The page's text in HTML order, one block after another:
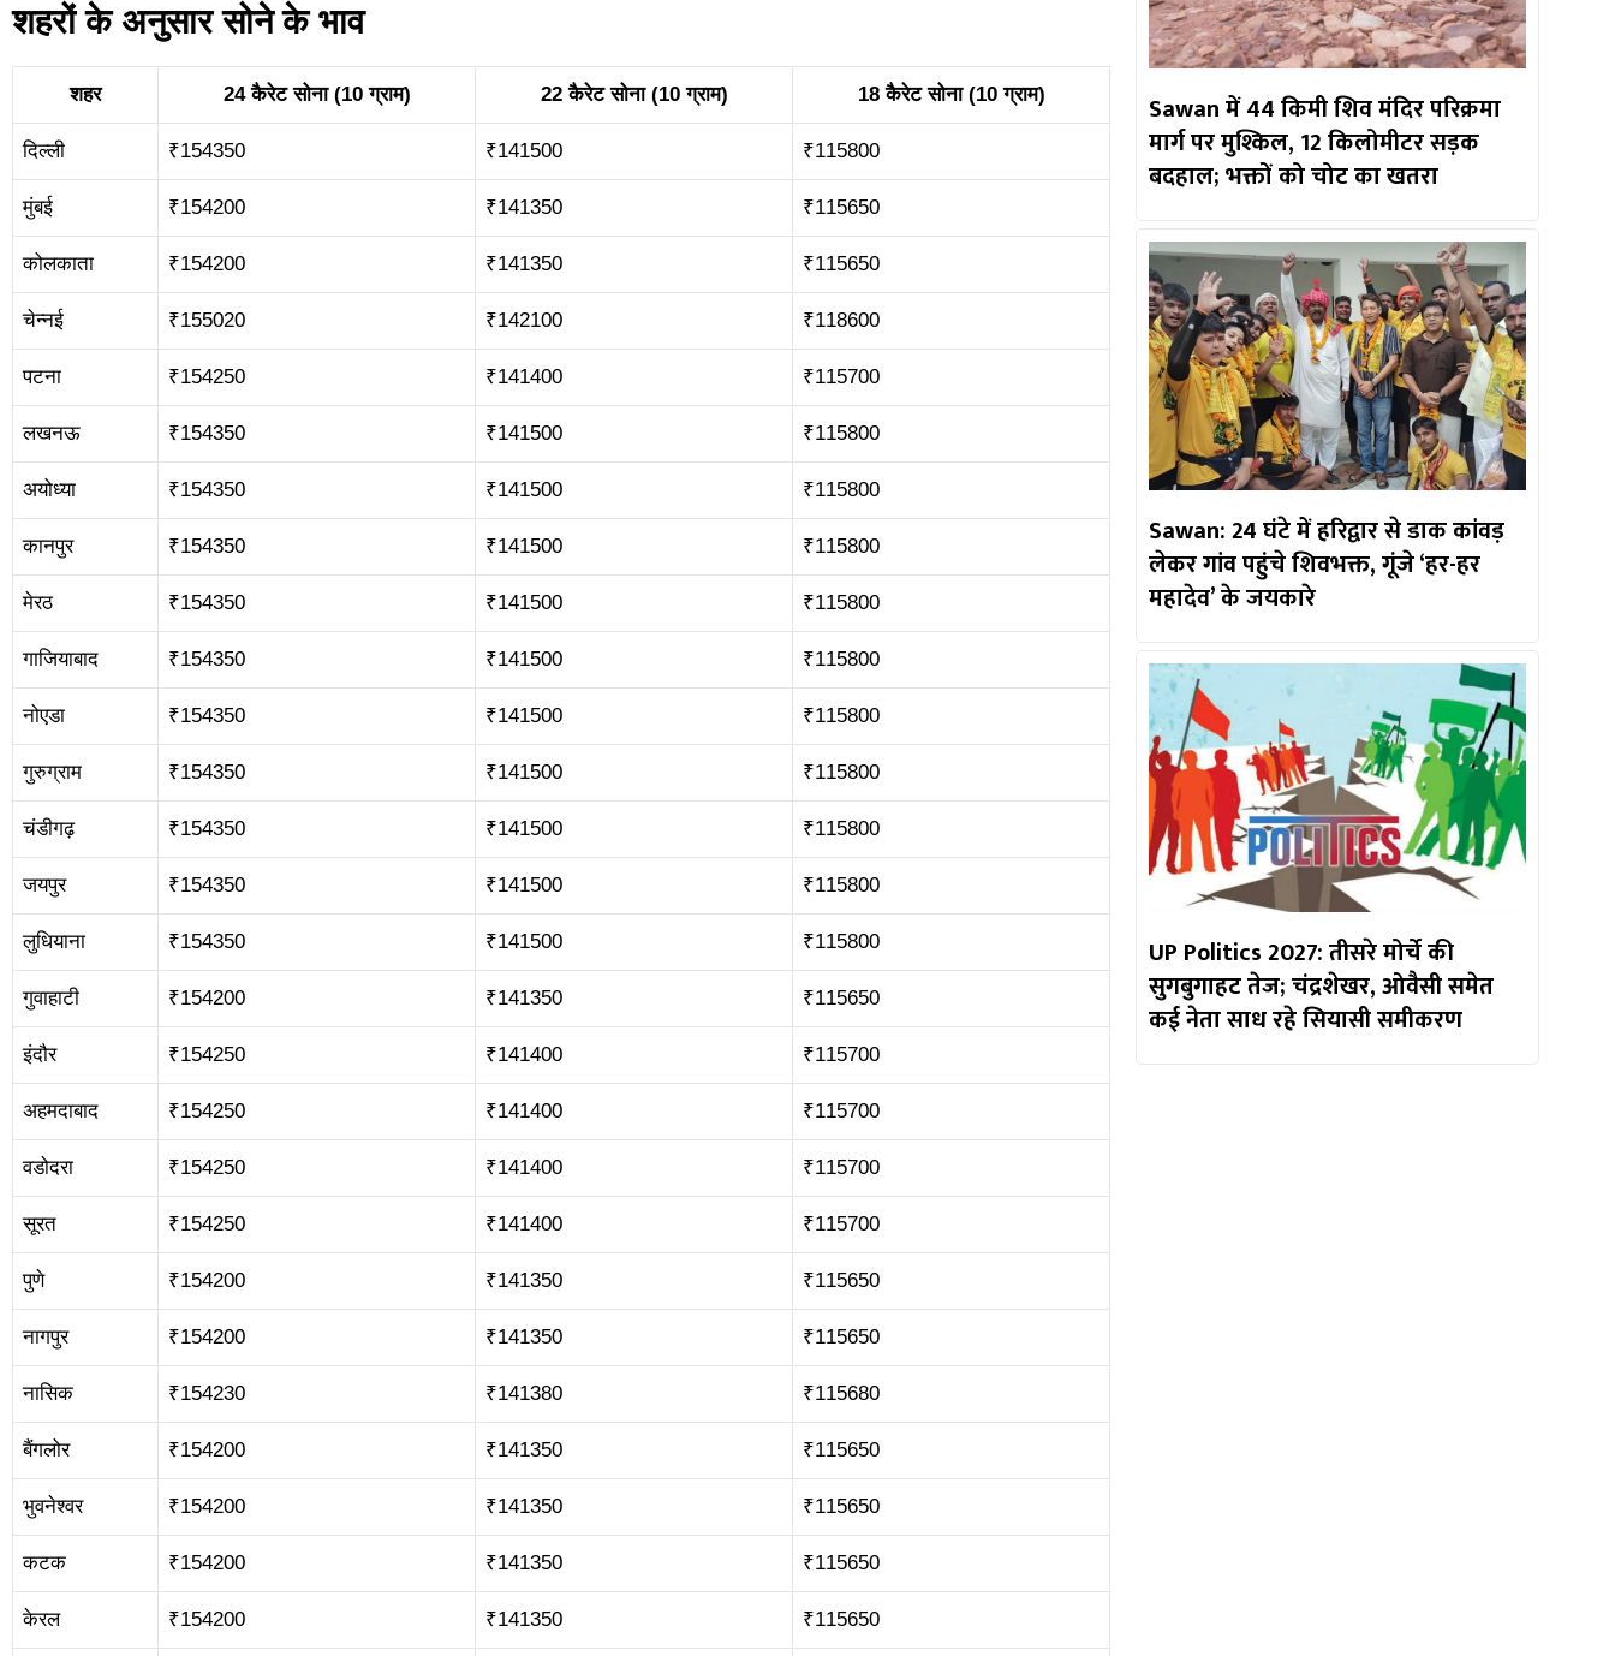
शहरों के अनुसार सोने के भाव
शहर 24 कैरेट सोना (10 ग्राम) 22 कैरेट सोना (10 ग्राम) 18 कैरेट सोना (10 ग्राम)
दिल्ली ₹154350 ₹141500 ₹115800
मुंबई ₹154200 ₹141350 ₹115650
कोलकाता ₹154200 ₹141350 ₹115650
चेन्नई ₹155020 ₹142100 ₹118600
पटना ₹154250 ₹141400 ₹115700
लखनऊ ₹154350 ₹141500 ₹115800
अयोध्या ₹154350 ₹141500 ₹115800
कानपुर ₹154350 ₹141500 ₹115800
मेरठ ₹154350 ₹141500 ₹115800
गाजियाबाद ₹154350 ₹141500 ₹115800
नोएडा ₹154350 ₹141500 ₹115800
गुरुग्राम ₹154350 ₹141500 ₹115800
चंडीगढ़ ₹154350 ₹141500 ₹115800
जयपुर ₹154350 ₹141500 ₹115800
लुधियाना ₹154350 ₹141500 ₹115800
गुवाहाटी ₹154200 ₹141350 ₹115650
इंदौर ₹154250 ₹141400 ₹115700
अहमदाबाद ₹154250 ₹141400 ₹115700
वडोदरा ₹154250 ₹141400 ₹115700
सूरत ₹154250 ₹141400 ₹115700
पुणे ₹154200 ₹141350 ₹115650
नागपुर ₹154200 ₹141350 ₹115650
नासिक ₹154230 ₹141380 ₹115680
बैंगलोर ₹154200 ₹141350 ₹115650
भुवनेश्वर ₹154200 ₹141350 ₹115650
कटक ₹154200 ₹141350 ₹115650
केरल ₹154200 ₹141350 ₹115650
Sawan में 44 किमी शिव मंदिर परिक्रमा
मार्ग पर मुश्किल, 12 किलोमीटर सड़क
बदहाल; भक्तों को चोट का खतरा
Sawan: 24 घंटे में हरिद्वार से डाक कांवड़
लेकर गांव पहुंचे शिवभक्त, गूंजे ‘हर-हर
महादेव’ के जयकारे
UP Politics 2027: तीसरे मोर्चे की
सुगबुगाहट तेज; चंद्रशेखर, ओवैसी समेत
कई नेता साध रहे सियासी समीकरण